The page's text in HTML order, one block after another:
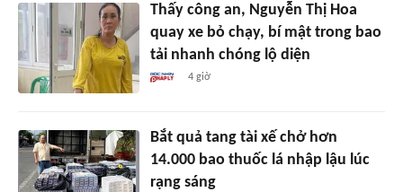
Thấy công an, Nguyễn Thị Hoa
quay xe bỏ chạy, bí mật trong bao
tải nhanh chóng lộ diện
4 giờ
Bắt quả tang tài xế chở hơn
14.000 bao thuốc lá nhập lậu lúc
rạng sáng